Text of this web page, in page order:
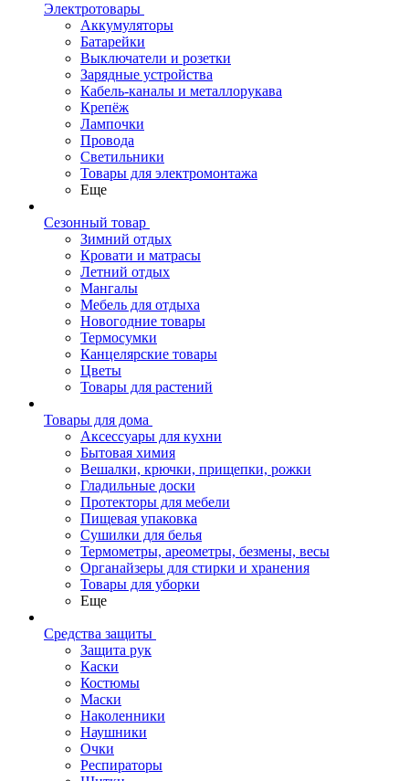
Электротовары
Аккумуляторы
Батарейки
Выключатели и розетки
Зарядные устройства
Кабель-каналы и металлорукава
Крепёж
Лампочки
Провода
Светильники
Товары для электромонтажа
Еще
Сезонный товар
Зимний отдых
Кровати и матрасы
Летний отдых
Мангалы
Мебель для отдыха
Новогодние товары
Термосумки
Канцелярские товары
Цветы
Товары для растений
Товары для дома
Аксессуары для кухни
Бытовая химия
Вешалки, крючки, прищепки, рожки
Гладильные доски
Протекторы для мебели
Пищевая упаковка
Сушилки для белья
Термометры, ареометры, безмены, весы
Органайзеры для стирки и хранения
Товары для уборки
Еще
Средства защиты
Защита рук
Каски
Костюмы
Маски
Наколенники
Наушники
Очки
Респираторы